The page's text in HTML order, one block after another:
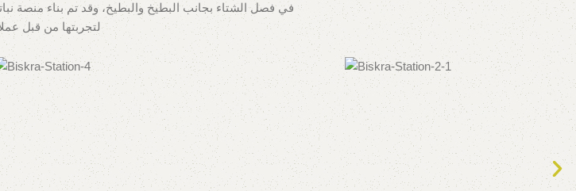
في فصل الشتاء بجانب البطيخ والبطيخ، وقد تم بناء منصة
لتجربتها من قبل